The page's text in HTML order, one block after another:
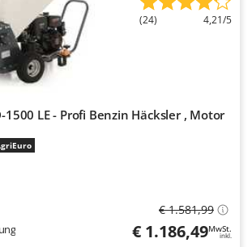
(24) 4,21/5
1500 LE - Profi Benzin Häcksler , Motor
€ 1.581,99
€ 1.186,49MwSt.
inkl.